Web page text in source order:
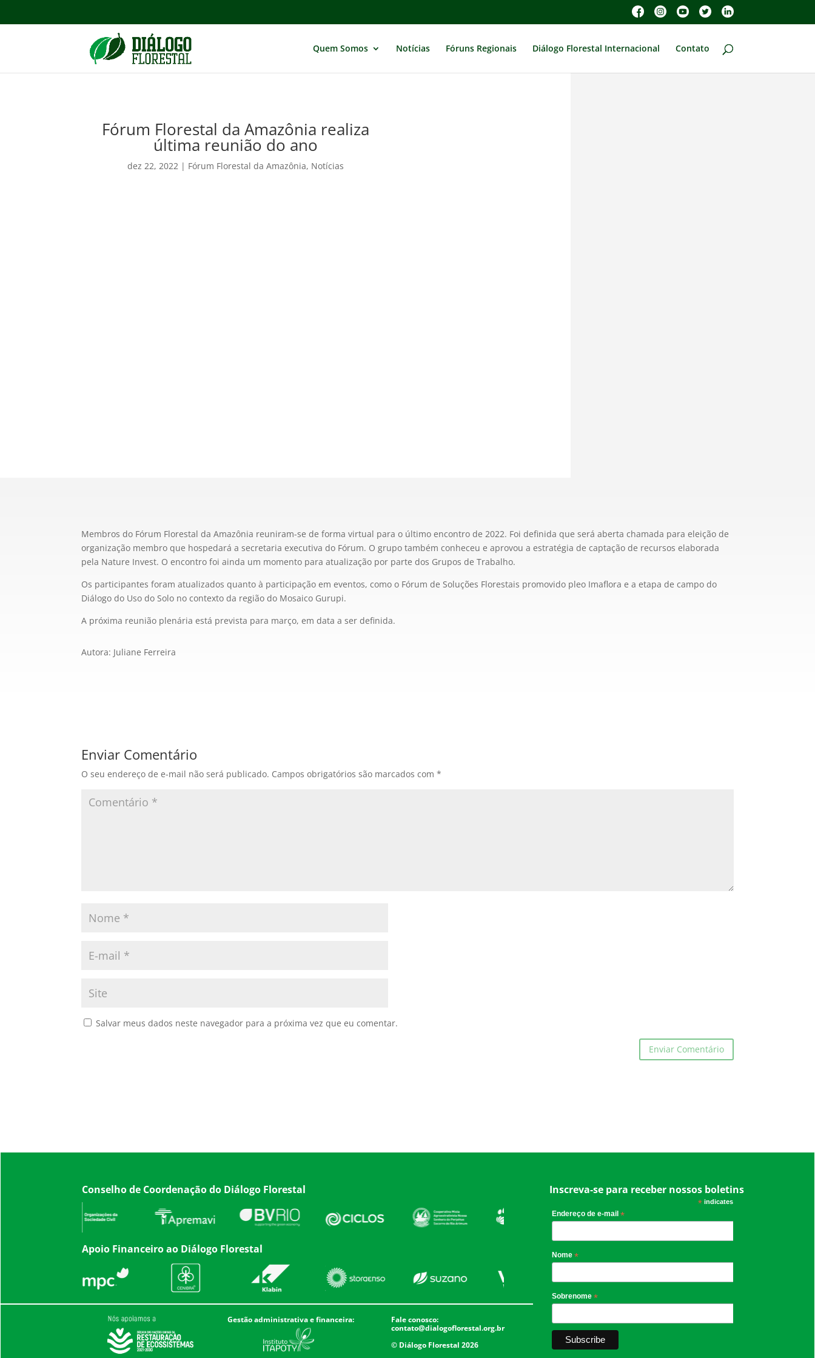
Quem Somos Notícias Fóruns Regionais Diálogo Florestal Internacional Contato
Fórum Florestal da Amazônia realiza
última reunião do ano
dez 22, 2022 | Fórum Florestal da Amazônia, Notícias
Membros do Fórum Florestal da Amazônia reuniram-se de forma virtual para o último encontro de 2022. Foi definida que será aberta chamada para eleição de
organização membro que hospedará a secretaria executiva do Fórum. O grupo também conheceu e aprovou a estratégia de captação de recursos elaborada
pela Nature Invest. O encontro foi ainda um momento para atualização por parte dos Grupos de Trabalho.
Os participantes foram atualizados quanto à participação em eventos, como o Fórum de Soluções Florestais promovido pleo Imaflora e a etapa de campo do
Diálogo do Uso do Solo no contexto da região do Mosaico Gurupi.
A próxima reunião plenária está prevista para março, em data a ser definida.
Autora: Juliane Ferreira
Enviar Comentário
O seu endereço de e-mail não será publicado. Campos obrigatórios são marcados com*
Salvar meus dados neste navegador para a próxima vez que eu comentar.
Conselho de Coordenação do Diálogo Florestal Inscreva-se para receber nossos boletins
Apoio Financeiro ao Diálogo Florestal
*indicates required
Endereço de e-mail*
Nome*
Sobrenome*
Gestão administrativa e financeira:
Fale conosco:
contato@dialogoflorestal.org.br
© Diálogo Florestal 2026